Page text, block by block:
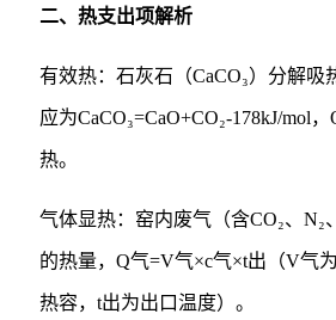
二、热支出项解析
有效热：石灰石（CaCO₃）分解吸
应为CaCO₃=CaO+CO₂-178kJ/mol
热。
气体显热：窑内废气（含CO₂、N₂
的热量，Q气=V气×c气×t出（V气
热容，t出为出口温度）。